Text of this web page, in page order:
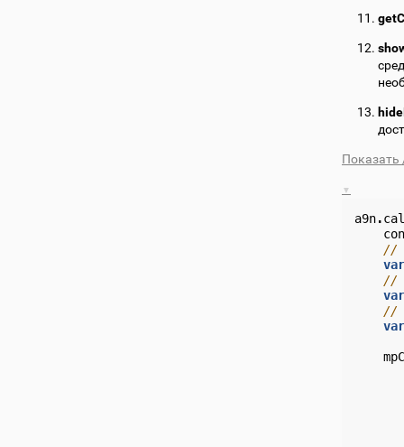
Показать
a9n.
//
var
//
var
//
var